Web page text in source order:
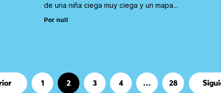
de una niña ciega muy ciega y un mapa...
Por null
Página
1 Página
2 Página
3 Página
4 … Página
28